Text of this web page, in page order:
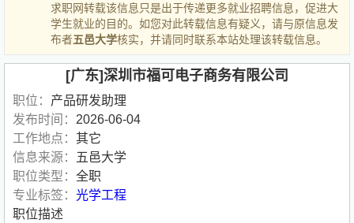
求职网转载该信息只是出于传递更多就业招聘信息，促进大
学生就业的目的。如您对此转载信息有疑义，请与原信息发
布者五邑大学核实，并请同时联系本站处理该转载信息。
[广东]深圳市福可电子商务有限公司
职位： 产品研发助理
发布时间： 2026-06-04
工作地点： 其它
信息来源：
五邑大学
职位类型： 全职
专业标签： 光学工程
职位描述